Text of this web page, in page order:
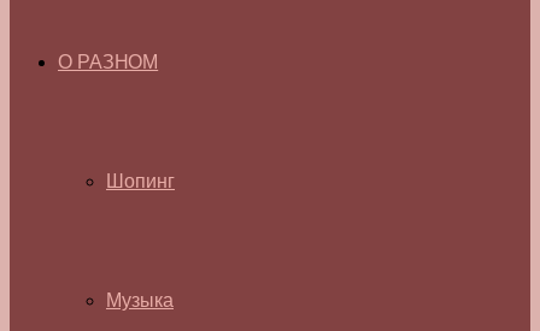
О РАЗНОМ
Шопинг
Музыка